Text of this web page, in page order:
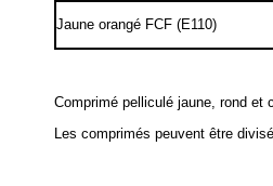
Jaune orangé FCF (E110)
Comprimé pelliculé jaune, rond et
Les comprimés peuvent être